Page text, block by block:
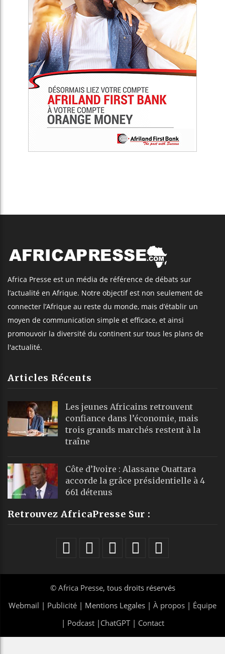
Africa Presse est un média de référence de débats sur
l’actualité en Afrique. Notre objectif est non seulement de
connecter l’Afrique au reste du monde, mais d’établir un
moyen de communication simple et efficace, et ainsi
promouvoir la diversité du continent sur tous les plans de
l'actualité.
Articles Récents
Les jeunes Africains retrouvent
confiance dans l’économie, mais
trois grands marchés restent à la
traîne
Côte d’Ivoire : Alassane Ouattara
accorde la grâce présidentielle à 4
661 détenus
Retrouvez AfricaPresse Sur :
© Africa Presse, tous droits réservés
Webmail | Publicité | Mentions Legales | À propos | Équipe
| Podcast| ChatGPT| Contact